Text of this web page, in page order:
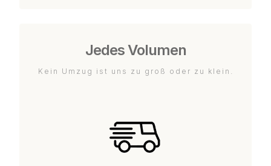
Jedes Volumen
Kein Umzug ist uns zu groß oder zu klein.